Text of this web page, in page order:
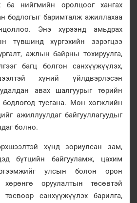
ба нийгмийн оролцоог хангах
бодлогыг баримталж ажиллахаа
Энэ хүрээнд амьдрах
түвшинд хүргэхийн зэрэгцээ
ажлын байрны тохируулга,
багц болгон санхүүжүүлэх,
хүний үйлдвэрлэсэн
авах шалгуурыг төрийн
тусгана. Мөн хөгжлийн
ажиллуулдаг байгууллагуудыг
болно.
хүнд зориулсан зам,
бүтцийн байгууламж, цахим
улсын болон орон
оруулалтын төсөвтэй
санхүүжүүлэх барилга,